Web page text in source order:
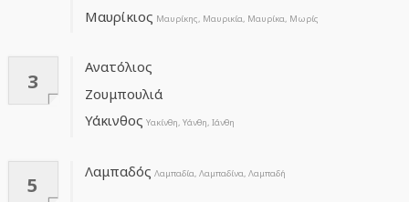
Μαυρίκιος Μαυρίκης, Μαυρικία, Μαυρίκα, Μωρίς
3
Ανατόλιος
Ζουμπουλιά
Υάκινθος Υακίνθη, Υάνθη, Ιάνθη
5
Λαμπαδός Λαμπαδία, Λαμπαδίνα, Λαμπαδή